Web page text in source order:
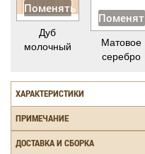
Поменять
Дуб
молочный
Поменять
Матовое
серебро
ХАРАКТЕРИСТИКИ
ПРИМЕЧАНИЕ
ДОСТАВКА И СБОРКА